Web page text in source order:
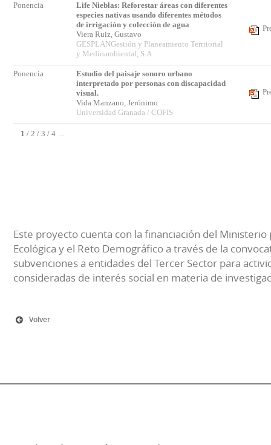
Ponencia
Life Nieblas: Reforestar áreas con diferentes
especies nativas usando diferentes métodos
de irrigación y colección de agua
Viera Ruiz, Gustavo
GESPLANGestión y Planeamiento Territorial
y Medioambiental, S.A.
Ponencia
Estudio del paisaje sonoro urbano
interpretado por personas con discapacidad
visual.
Vida Manzano, Jerónimo
Universidad Granada / COFIS
1 / 2 / 3 / 4 ...
Este proyecto cuenta con la financiación del Ministerio
Ecológica y el Reto Demográfico a través de la
subvenciones a entidades del Tercer Sector para
consideradas de interés social en materia de
Volver